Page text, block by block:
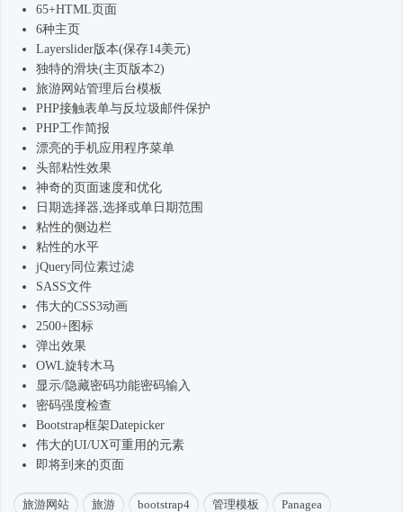
65+HTML页面
6种主页
Layerslider版本(保存14美元)
独特的滑块(主页版本2)
旅游网站管理 后台模板
PHP接触表单与反垃圾邮件保护
PHP工作简报
漂亮的手机应用程序菜单
头部粘性效果
神奇的页面速度和优化
日期选择器,选择或单日期范围
粘性的侧边栏
粘性的水平
jQuery同位素过滤
SASS文件
伟大的CSS3动画
2500+图标
弹出效果
OWL旋转木马
显示/隐藏密码功能密码输入
密码强度检查
Bootstrap框架Datepicker
伟大的UI/UX可重用的元素
即将到来的页面
旅游网站 旅游 bootstrap4 管理模板 Panagea